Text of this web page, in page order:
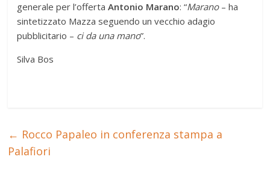
generale per l’offertaAntonio Marano: “Marano– ha
sintetizzato Mazza seguendo un vecchio adagio
pubblicitario – ci da una mano”.
Silva Bos
← Rocco Papaleo in conferenza stampa a
Palafiori